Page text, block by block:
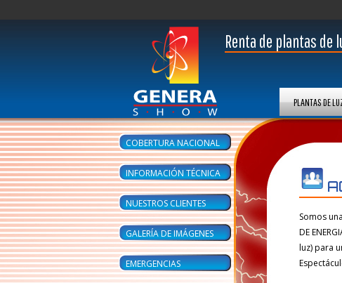
Renta de plantas de
PLANTAS DE
COBERTURA NACIONAL
INFORMACIÓN TÉCNICA
NUESTROS CLIENTES
GALERÍA DE IMÁGENES
EMERGENCIAS
Somos
DE
luz) para